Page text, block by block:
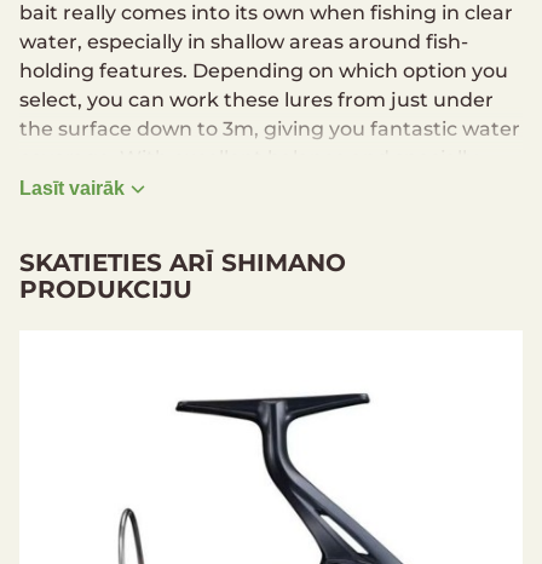
bait really comes into its own when fishing in clear
water, especially in shallow areas around fish-
holding features. Depending on which option you
select, you can work these lures from just under
the surface down to 3m, giving you fantastic water
tuned front lips you can use a wide range of twitch
pauses. Each twitch fires the lures into action with
a nervous darting action that imitates a wounded
or confused bait fish, whilst the pause enables the
Lure type: Twitch Bait
Byoyancy: Suspending
Swimming depth: 0-2 m
Length: 6 cm
Weight: 4 g
Lasīt vairāk
SKATIETIES ARĪ SHIMANO
PRODUKCIJU